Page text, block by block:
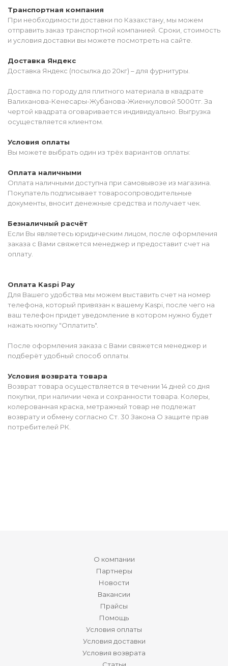
Транспортная компания
При необходимости доставки по Казахстану, мы можем
отправить заказ транспортной компанией. Сроки, стоимость
и условия доставки вы можете посмотреть на сайте.
Доставка Яндекс
Доставка Яндекс (посылка до 20кг) – для фурнитуры.
Доставка по городу для плитного материала в квадрате
Валиханова-Кенесары-Жубанова-Жиенкуловой 5000тг. За
чертой квадрата оговаривается индивидуально. Выгрузка
осуществляется клиентом.
Условия оплаты
Вы можете выбрать один из трёх вариантов оплаты:
Оплата наличными
Оплата наличными доступна при самовывозе из магазина.
Покупатель подписывает товаросопроводительные
документы, вносит денежные средства и получает чек.
Безналичный расчёт
Если Вы являетесь юридическим лицом, после оформления
заказа с Вами свяжется менеджер и предоставит счет на
оплату.
Оплата Kaspi Pay
Для Вашего удобства мы можем выставить счет на номер
телефона, который привязан к вашему Kaspi, после чего на
ваш телефон придет уведомление в котором нужно будет
нажать кнопку "Оплатить".
После оформления заказа с Вами свяжется менеджер и
подберёт удобный способ оплаты.
Условия возврата товара
Возврат товара осуществляется в течении 14 дней со дня
покупки, при наличии чека и сохранности товара. Колеры,
колерованная краска, метражный товар не подлежат
возврату и обмену согласно Ст. 30 Закона О защите прав
потребителей РК.
О компании
Партнеры
Новости
Вакансии
Прайсы
Помощь
Условия оплаты
Условия доставки
Условия возврата